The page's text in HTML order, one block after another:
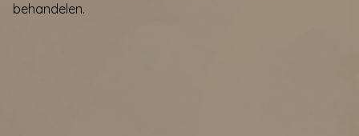
behandelen.